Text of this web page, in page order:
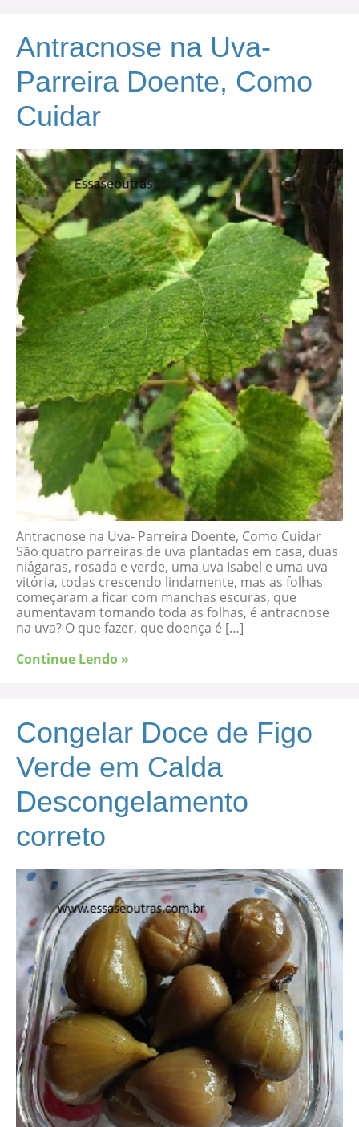
Antracnose na Uva-
Parreira Doente, Como
Cuidar
Antracnose na Uva- Parreira Doente, Como Cuidar
São quatro parreiras de uva plantadas em casa, duas
niágaras, rosada e verde, uma uva Isabel e uma uva
vitória, todas crescendo lindamente, mas as folhas
começaram a ficar com manchas escuras, que
aumentavam tomando toda as folhas, é antracnose
na uva? O que fazer, que doença é […]
Continue Lendo »
Congelar Doce de Figo
Verde em Calda
Descongelamento
correto